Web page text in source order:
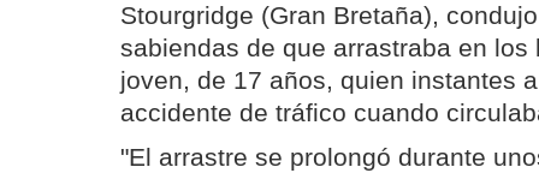
Stourgridge (Gran Bretaña),
sabiendas de que arrastraba en los
joven, de 17 años, quien instantes
accidente de tráfico cuando
"El arrastre se prolongó durante